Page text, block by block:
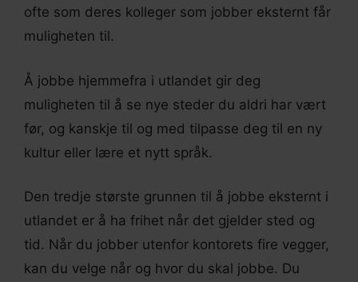
ofte som deres kolleger som jobber eksternt får
muligheten til.
Å jobbe hjemmefra i utlandet gir deg
muligheten til å se nye steder du aldri har vært
før, og kanskje til og med tilpasse deg til en ny
kultur eller lære et nytt språk.
Den tredje største grunnen til å jobbe eksternt i
utlandet er å ha frihet når det gjelder sted og
tid. Når du jobber utenfor kontorets fire vegger,
kan du velge når og hvor du skal jobbe. Du